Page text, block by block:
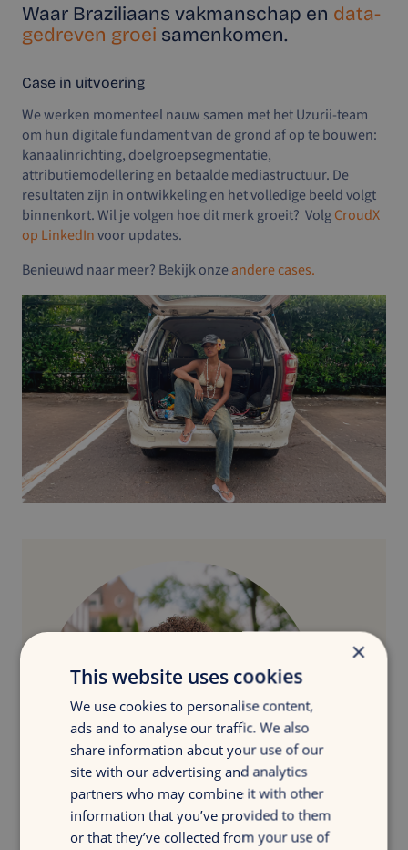
Waar Braziliaans vakmanschap en data-
gedreven groei samenkomen.
Case in uitvoering
We werken momenteel nauw samen met het Uzurii-team
om hun digitale fundament van de grond af op te bouwen:
kanaalinrichting, doelgroepsegmentatie,
attributiemodellering en betaalde mediastructuur. De
resultaten zijn in ontwikkeling en het volledige beeld volgt
binnenkort. Wil je volgen hoe dit merk groeit? VolgCroudX
op LinkedInvoor updates.
Benieuwd naar meer? Bekijk onzeandere cases.
×
This website uses cookies
We use cookies to personalise content,
ads and to analyse our traffic. We also
share information about your use of our
site with our advertising and analytics
partners who may combine it with other
information that you’ve provided to them
or that they’ve collected from your use of